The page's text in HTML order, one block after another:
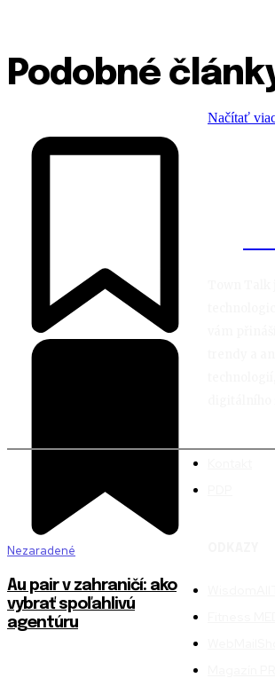
Podobné
Nezaradené
Au pair v zahraničí: ako
vybrať spoľahlivú
agentúru
Načítať